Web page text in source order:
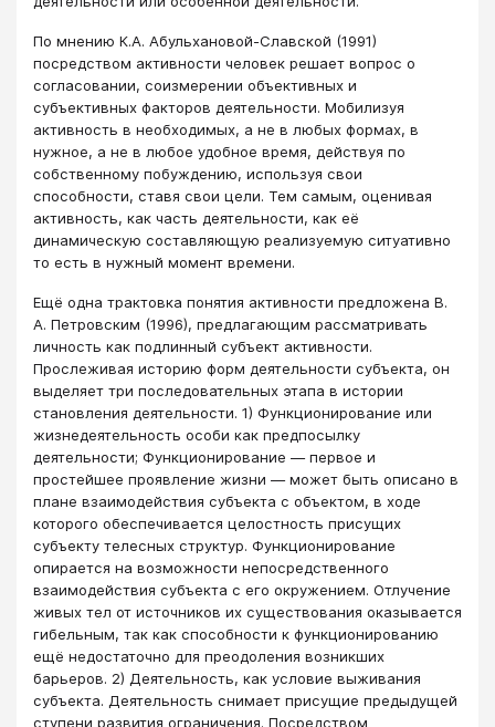
По мнению К.А. Абульхановой-Славской (1991)
посредством активности человек решает вопрос о
согласовании, соизмерении объективных и
субъективных факторов деятельности. Мобилизуя
активность в необходимых, а не в любых формах, в
нужное, а не в любое удобное время, действуя по
собственному побуждению, используя свои
способности, ставя свои цели. Тем самым, оценивая
активность, как часть деятельности, как её
динамическую составляющую реализуемую ситуативно
то есть в нужный момент времени.
Ещё одна трактовка понятия активности предложена В.
А. Петровским (1996), предлагающим рассматривать
личность как подлинный субъект активности.
Прослеживая историю форм деятельности субъекта, он
выделяет три последовательных этапа в истории
становления деятельности. 1) Функционирование или
жизнедеятельность особи как предпосылку
деятельности; Функционирование — первое и
простейшее проявление жизни — может быть описано в
плане взаимодействия субъекта с объектом, в ходе
которого обеспечивается целостность присущих
субъекту телесных структур. Функционирование
опирается на возможности непосредственного
взаимодействия субъекта с его окружением. Отлучение
живых тел от источников их существования оказывается
гибельным, так как способности к функционированию
ещё недостаточно для преодоления возникших
барьеров. 2) Деятельность, как условие выживания
субъекта. Деятельность снимает присущие предыдущей
ступени развития ограничения. Посредством